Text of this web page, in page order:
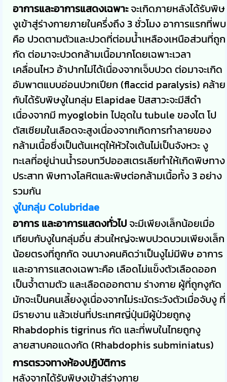
อาการและอาการแสดงเฉพาะจะเกิดภายหลังได้รับพิษ
งูเข้าสู่ร่างกายภายในครึ่งถึง 3 ชั่วโมง อาการแรกที่พบ
คือ ปวดตามตัวและปวดที่ต่อมน้ำเหลืองเหนือส่วนที่ถูก
กัด ต่อมาจะปวดกล้ามเนื้อมากโดยเฉพาะเวลา
เคลื่อนไหว อ้าปากไม่ได้เนื่องจากเจ็บปวด ต่อมาจะเกิด
อัมพาตแบบอ่อนปวกเปียก (flaccid paralysis) คล้าย
กับได้รับพิษงูในกลุ่ม Elapidae ปัสสาวะจะมีสีดำ
เนื่องจากมี myoglobin ไปอุดใน tubule ของไต โป
ตัสเซียมในเลือดจะสูงเนื่องจากเกิดการทำลายของ
กล้ามเนื้อซึ่งเป็นต้นเหตุให้หัวใจเต้นไม่เป็นจังหวะ งู
ทะเลที่อยู่น่านน้ำรอบทวีปออสเตรเลียทำให้เกิดพิษทาง
ประสาท พิษทางโลหิตและพิษต่อกล้ามเนื้อทั้ง 3 อย่าง
รวมกัน
งูในกลุ่ม Colubridae
อาการ และอาการแสดงทั่วไป จะมีเพียงเล็กน้อยเมื่อ
เทียบกับงูในกลุ่มอื่น ส่วนใหญ่จะพบปวดบวมเพียงเล็ก
น้อยตรงที่ถูกกัด จนบางคนคิดว่าเป็นงูไม่มีพิษ อาการ
และอาการแสดงเฉพาะคือ เลือดไม่แข็งตัวเลือดออก
เป็นจ้ำตามตัว และเลือดออกตาม ร่างกาย ผู้ที่ถูกงูกัด
มักจะเป็นคนเลี้ยงงูเนื่องจากไม่ระมัดระวังตัวเมื่อจับงู ที่
มีรายงาน แล้วเช่นที่ประเทศญี่ปุ่นมีผู้ป่วยถูกงู
Rhabdophis tigrinus กัด และที่พบในไทยถูกงู
ลายสาบคอแดงกัด (Rhabdophis subminiatus)
การตรวจทางห้องปฏิบัติการ
หลังจากได้รับพิษงูเข้าสู่ร่างกาย